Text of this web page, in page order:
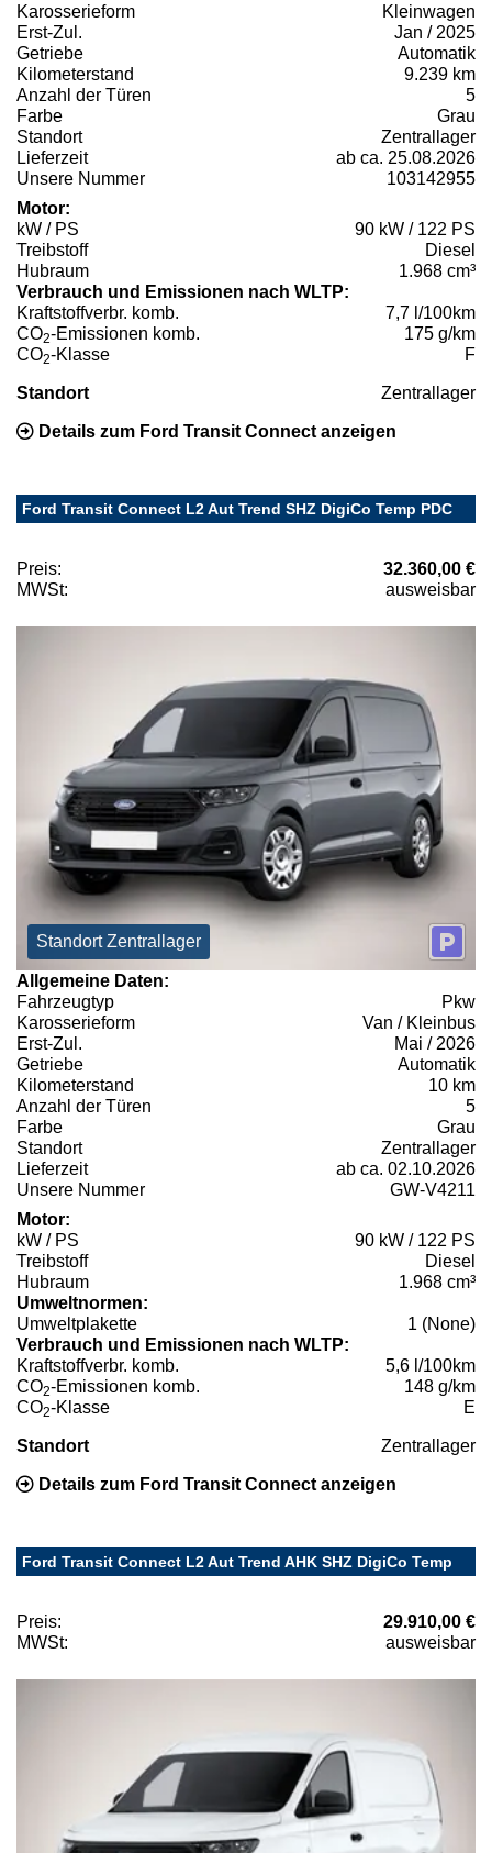
Karosserieform
Kleinwagen
Erst-Zul.
Jan / 2025
Getriebe
Automatik
Kilometerstand
9.239 km
Anzahl der Türen
5
Farbe
Grau
Standort
Zentrallager
Lieferzeit
ab ca. 25.08.2026
Unsere Nummer
103142955
Motor:
kW / PS
90 kW / 122 PS
Treibstoff
Diesel
Hubraum
1.968 cm³
Verbrauch und Emissionen nach WLTP:
Kraftstoffverbr. komb.
7,7 l/100km
CO2-Emissionen komb.
175 g/km
CO2-Klasse F
Standort Zentrallager
Details zum Ford Transit Connect anzeigen
Ford Transit Connect L2 Aut Trend SHZ DigiCo Temp PDC
Preis:
32.360,00 €
MWSt:
ausweisbar
Standort Zentrallager
Allgemeine Daten:
Fahrzeugtyp
Pkw
Karosserieform
Van / Kleinbus
Erst-Zul.
Mai / 2026
Getriebe
Automatik
Kilometerstand
10 km
Anzahl der Türen
5
Farbe
Grau
Standort
Zentrallager
Lieferzeit
ab ca. 02.10.2026
Unsere Nummer
GW-V4211
Motor:
kW / PS
90 kW / 122 PS
Treibstoff
Diesel
Hubraum
1.968 cm³
Umweltnormen:
Umweltplakette
1 (None)
Verbrauch und Emissionen nach WLTP:
Kraftstoffverbr. komb.
5,6 l/100km
CO2-Emissionen komb.
148 g/km
CO2-Klasse E
Standort Zentrallager
Details zum Ford Transit Connect anzeigen
Ford Transit Connect L2 Aut Trend AHK SHZ DigiCo Temp
Preis:
29.910,00 €
MWSt:
ausweisbar